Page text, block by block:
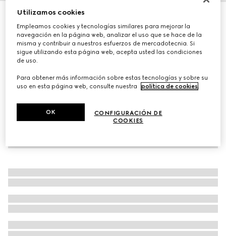
Cartera pequeña GG Marmont bicolor
MXN 12,500
VariacionesGG Supreme beige y blanca
Utilizamos cookies
Empleamos cookies y tecnologías similares para mejorar la
navegación en la página web, analizar el uso que se hace de la
misma y contribuir a nuestros esfuerzos de mercadotecnia. Si
sigue utilizando esta página web, acepta usted las condiciones
de uso.
Para obtener más información sobre estas tecnologías y sobre su
uso en esta página web, consulte nuestra
política de cookies.
CONFIGURACIÓN DE
COOKIES
OK